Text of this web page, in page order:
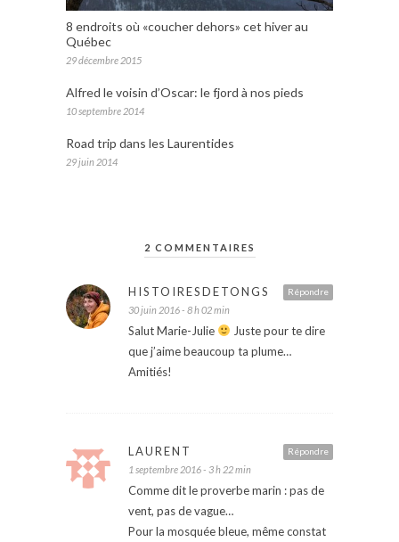
8 endroits où «coucher dehors» cet hiver au
Québec
29 décembre 2015
Alfred le voisin d’Oscar: le fjord à nos pieds
10 septembre 2014
Road trip dans les Laurentides
29 juin 2014
2 COMMENTAIRES
Répondre
HISTOIRESDETONGS
30 juin 2016 - 8 h 02 min
Salut Marie-Julie
Juste pour te dire
que j’aime beaucoup ta plume…
Amitiés!
Répondre
LAURENT
1 septembre 2016 - 3 h 22 min
Comme dit le proverbe marin : pas de
vent, pas de vague…
Pour la mosquée bleue, même constat